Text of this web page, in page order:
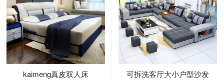
kaimeng真皮双人床 可拆洗客厅大小户型沙发